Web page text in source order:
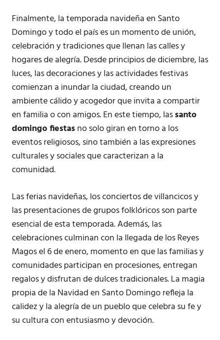
Finalmente, la temporada navideña en Santo
Domingo y todo el país es un momento de unión,
celebración y tradiciones que llenan las calles y
hogares de alegría. Desde principios de diciembre, las
luces, las decoraciones y las actividades festivas
comienzan a inundar la ciudad, creando un
ambiente cálido y acogedor que invita a compartir
en familia o con amigos. En este tiempo, lassanto
domingo fiestasno solo giran en torno a los
eventos religiosos, sino también a las expresiones
culturales y sociales que caracterizan a la
comunidad.
Las ferias navideñas, los conciertos de villancicos y
las presentaciones de grupos folklóricos son parte
esencial de esta temporada. Además, las
celebraciones culminan con la llegada de los Reyes
Magos el 6 de enero, momento en que las familias y
comunidades participan en procesiones, entregan
regalos y disfrutan de dulces tradicionales. La magia
propia de la Navidad en Santo Domingo refleja la
calidez y la alegría de un pueblo que celebra su fe y
su cultura con entusiasmo y devoción.